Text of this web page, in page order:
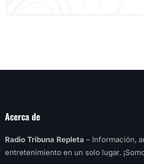
Acerca de
Radio Tribuna Repleta – Información,
entretenimiento en un solo lugar.